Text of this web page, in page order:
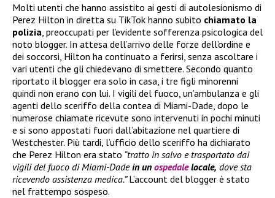
Molti utenti che hanno assistito ai gesti di autolesionismo di
Perez Hilton in diretta su TikTok hanno subito chiamato la
polizia , preoccupati per l’evidente sofferenza psicologica del
noto blogger. In attesa dell’arrivo delle forze dell’ordine e
dei soccorsi, Hilton ha continuato a ferirsi, senza ascoltare i
vari utenti che gli chiedevano di smettere. Secondo quanto
riportato il blogger era solo in casa, i tre figli minorenni
quindi non erano con lui. I vigili del fuoco, un’ambulanza e gli
agenti dello sceriffo della contea di Miami-Dade, dopo le
numerose chiamate ricevute sono intervenuti in pochi minuti
e si sono appostati fuori dall’abitazione nel quartiere di
Westchester. Più tardi, l’ufficio dello sceriffo ha dichiarato
che Perez Hilton era stato “tratto in salvo e trasportato dai
vigili del fuoco di Miami-Dadein un ospedalelocale, dove sta
ricevendo assistenza medica.”L’account del blogger è stato
nel frattempo sospeso.